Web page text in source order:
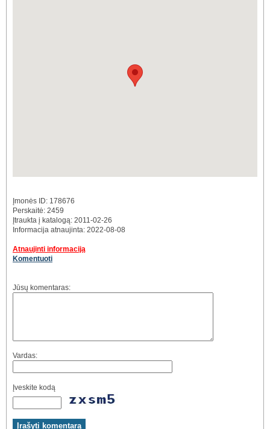
Įmonės ID: 178676
Perskaitė: 2459
Įtraukta į katalogą: 2011-02-26
Informacija atnaujinta: 2022-08-08
Atnaujinti informaciją
Komentuoti
Jūsų komentaras:
Vardas:
Įveskite kodą